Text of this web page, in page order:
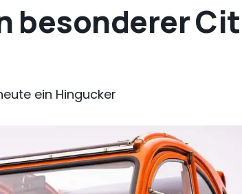
besonderer
ein Hingucker